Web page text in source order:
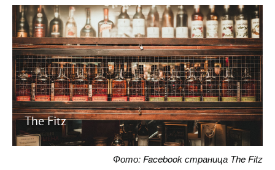
The Fitz
Фото: Facebook страница The Fitz